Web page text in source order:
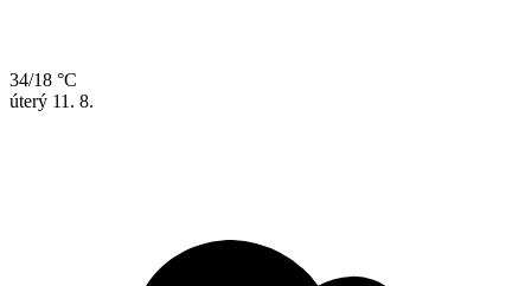
34/18 °C
úterý 11. 8.